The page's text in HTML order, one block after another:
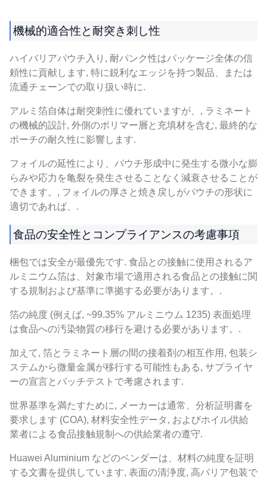
機械的適合性と耐突き刺し性
ハイバリアパウチ入り, 耐パンク性はパッケージ全体の信
頼性に貢献します, 特に鋭利なエッジを持つ製品、または
流通チェーンでの取り扱い時に.
アルミ箔自体は耐突刺性に優れていますが、, ラミネート
の機械的設計, 外側のポリマー層と充填材を含む, 最終的な
ポーチの耐久性に影響します.
フォイルの延性により、パウチ形成中に発生する微小な膨
らみや応力を亀裂を発生させることなく減衰させることが
できます。, フォイルの厚さと焼き戻しがパウチの形状に
適切であれば、.
食品の安全性とコンプライアンスの考慮事項
梱包では安全が最優先です. 食品との接触に使用されるア
ルミニウム箔は、対象市場で適用される食品との接触に関
する規制および基準に準拠する必要があります。.
箔の純度 (例えば, ~99.35% アルミニウム 1235) 表面処理
は食品への汚染物質の移行を避ける必要があります。.
加えて, 箔とラミネート層の間の接着剤の相互作用, 包装シ
ステムから微量金属が移行する可能性もある, サプライヤ
ーの宣言とバッチテストで考慮されます.
世界基準を満たすために, メーカーは通常、分析証明書を
要求します (COA), 材料安全性データ, およびホイル供給
業者による食品接触規制への供給業者の遵守.
Huawei Aluminium などのベンダーは、材料の純度を証明
する文書を提供しています, 表面の清浄度, 高バリア包装で